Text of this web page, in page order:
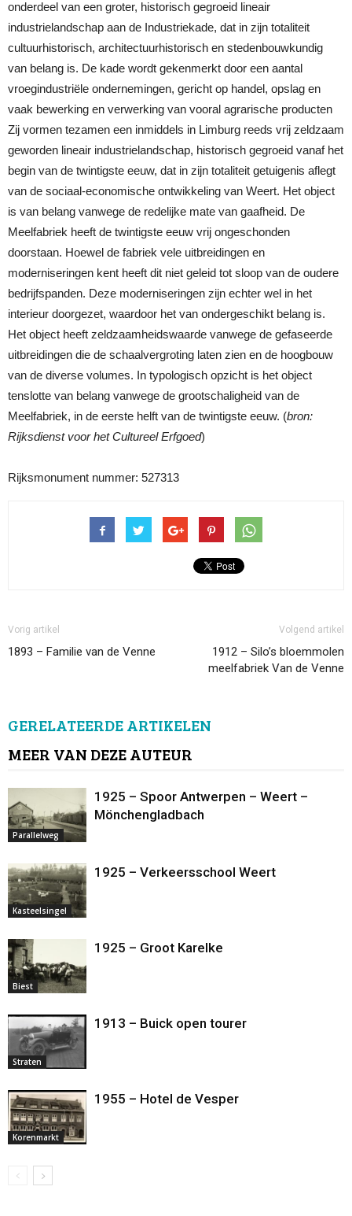
onderdeel van een groter, historisch gegroeid lineair
industrielandschap aan de Industriekade, dat in zijn totaliteit
cultuurhistorisch, architectuurhistorisch en stedenbouwkundig
van belang is. De kade wordt gekenmerkt door een aantal
vroegindustriële ondernemingen, gericht op handel, opslag en
vaak bewerking en verwerking van vooral agrarische producten
Zij vormen tezamen een inmiddels in Limburg reeds vrij zeldzaam
geworden lineair industrielandschap, historisch gegroeid vanaf het
begin van de twintigste eeuw, dat in zijn totaliteit getuigenis aflegt
van de sociaal-economische ontwikkeling van Weert. Het object
is van belang vanwege de redelijke mate van gaafheid. De
Meelfabriek heeft de twintigste eeuw vrij ongeschonden
doorstaan. Hoewel de fabriek vele uitbreidingen en
moderniseringen kent heeft dit niet geleid tot sloop van de oudere
bedrijfspanden. Deze moderniseringen zijn echter wel in het
interieur doorgezet, waardoor het van ondergeschikt belang is.
Het object heeft zeldzaamheidswaarde vanwege de gefaseerde
uitbreidingen die de schaalvergroting laten zien en de hoogbouw
van de diverse volumes. In typologisch opzicht is het object
tenslotte van belang vanwege de grootschaligheid van de
Meelfabriek, in de eerste helft van de twintigste eeuw. (bron:
Rijksdienst voor het Cultureel Erfgoed)
Rijksmonument nummer: 527313
Vorig artikel
1893 – Familie van de Venne
Volgend artikel
1912 – Silo’s bloemmolen
meelfabriek Van de Venne
GERELATEERDE ARTIKELEN
MEER VAN DEZE AUTEUR
Parallelweg
1925 – Spoor Antwerpen – Weert –
Mönchengladbach
Kasteelsingel
1925 – Verkeersschool Weert
Biest
1925 – Groot Karelke
Straten
1913 – Buick open tourer
Korenmarkt
1955 – Hotel de Vesper